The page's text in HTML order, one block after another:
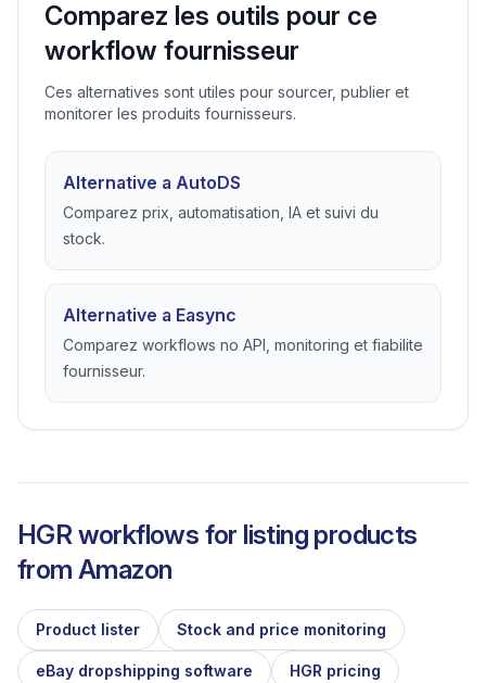
Comparez les outils pour ce
workflow fournisseur
Ces alternatives sont utiles pour sourcer, publier et
monitorer les produits fournisseurs.
Alternative a AutoDS
Comparez prix, automatisation, IA et suivi du
stock.
Alternative a Easync
Comparez workflows no API, monitoring et fiabilite
fournisseur.
HGR workflows for listing products
from Amazon
Product lister Stock and price monitoring
eBay dropshipping software HGR pricing